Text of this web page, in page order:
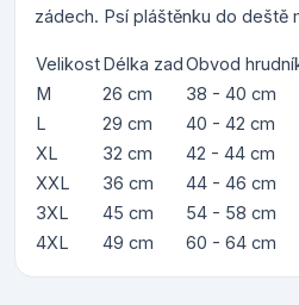
zádech. Psí pláštěnku do deště
VelikostDélka zadObvod
M
26 cm
38 - 40 cm
L
29 cm
40 - 42 cm
XL
32 cm
42 - 44 cm
XXL
36 cm
44 - 46 cm
3XL
45 cm
54 - 58 cm
4XL
49 cm 60 - 64 cm